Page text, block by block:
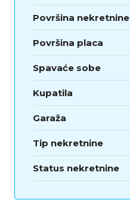
Površina nekretnine
Površina placa
Spavaće sobe
Kupatila
Garaža
Tip nekretnine
Status nekretnine